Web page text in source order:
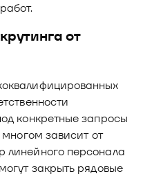
от
конкретные запросы
многом зависит от
линейного персонала
закрыть рядовые